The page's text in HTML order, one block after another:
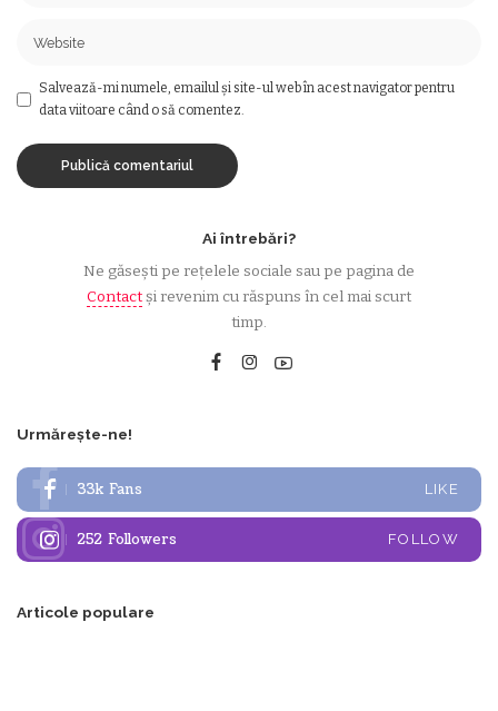
Salvează-mi numele, emailul și site-ul web în acest navigator pentru
data viitoare când o să comentez.
Ai întrebări?
Ne găsești pe rețelele sociale sau pe pagina de
Contactși revenim cu răspuns în cel mai scurt
timp.
Urmărește-ne!
33k Fans LIKE
252 Followers FOLLOW
Articole populare